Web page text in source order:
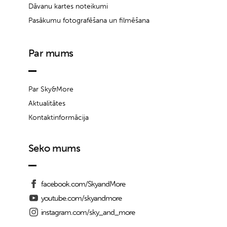
Dāvanu kartes noteikumi
Pasākumu fotografēšana un filmēšana
Par mums
Par Sky&More
Aktualitātes
Kontaktinformācija
Seko mums
facebook.com/SkyandMore
youtube.com/skyandmore
instagram.com/sky_and_more